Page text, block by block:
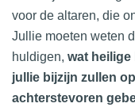
voor de altaren, die
Jullie moeten weten
huldigen, wat heilige
jullie bijzijn zullen
achterstevoren